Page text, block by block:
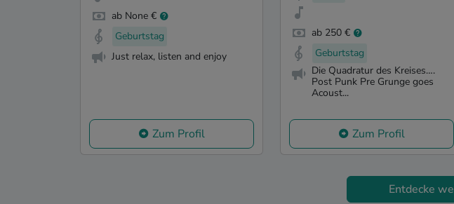
ab None €
Geburtstag
Just relax, listen and enjoy
Zum Profil
ab 250 €
Geburtstag
Die Quadratur des Kreises….
Post Punk Pre Grunge goes
Acoust...
Zum Profil
Entdecke